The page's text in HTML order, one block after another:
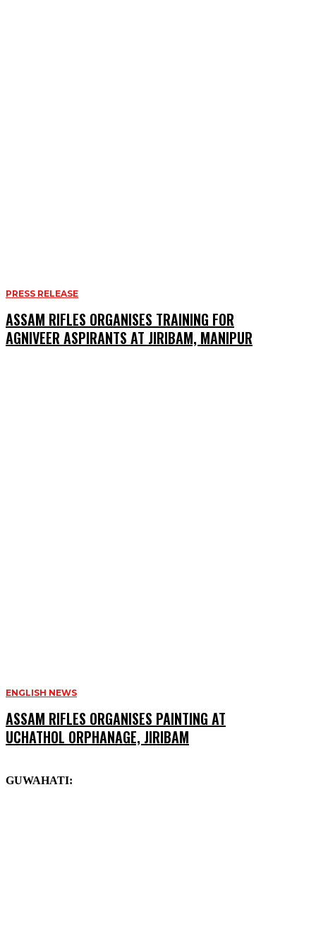
PRESS RELEASE
ASSAM RIFLES ORGANISES TRAINING FOR
AGNIVEER ASPIRANTS AT JIRIBAM, MANIPUR
ENGLISH NEWS
ASSAM RIFLES ORGANISES PAINTING AT
UCHATHOL ORPHANAGE, JIRIBAM
GUWAHATI: